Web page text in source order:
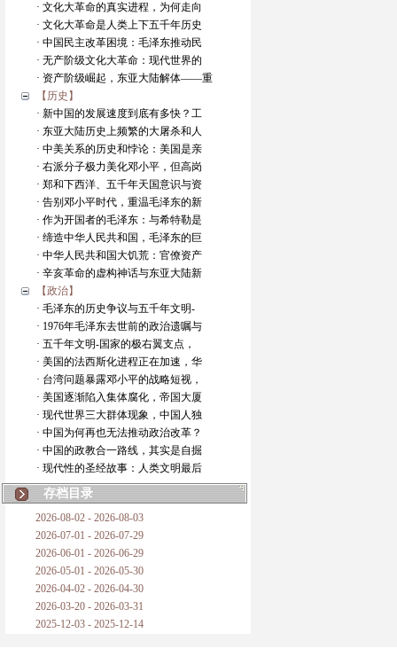
· 文化大革命的真实进程，为何走向
· 文化大革命是人类上下五千年历史
· 中国民主改革困境：毛泽东推动民
· 无产阶级文化大革命：现代世界的
· 资产阶级崛起，东亚大陆解体——重
【历史】
· 新中国的发展速度到底有多快？工
· 东亚大陆历史上频繁的大屠杀和人
· 中美关系的历史和悖论：美国是亲
· 右派分子极力美化邓小平，但高岗
· 郑和下西洋、五千年天国意识与资
· 告别邓小平时代，重温毛泽东的新
· 作为开国者的毛泽东：与希特勒是
· 缔造中华人民共和国，毛泽东的巨
· 中华人民共和国大饥荒：官僚资产
· 辛亥革命的虚构神话与东亚大陆新
【政治】
· 毛泽东的历史争议与五千年文明-
· 1976年毛泽东去世前的政治遗嘱与
· 五千年文明-国家的极右翼支点，
· 美国的法西斯化进程正在加速，华
· 台湾问题暴露邓小平的战略短视，
· 美国逐渐陷入集体腐化，帝国大厦
· 现代世界三大群体现象，中国人独
· 中国为何再也无法推动政治改革？
· 中国的政教合一路线，其实是自掘
· 现代性的圣经故事：人类文明最后
存档目录
2026-08-02 - 2026-08-03
2026-07-01 - 2026-07-29
2026-06-01 - 2026-06-29
2026-05-01 - 2026-05-30
2026-04-02 - 2026-04-30
2026-03-20 - 2026-03-31
2025-12-03 - 2025-12-14